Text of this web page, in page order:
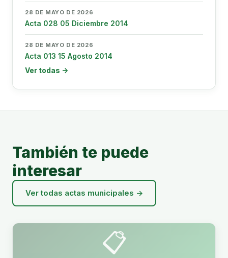
28 DE MAYO DE 2026
Acta 028 05 Diciembre 2014
28 DE MAYO DE 2026
Acta 013 15 Agosto 2014
Ver todas →
También te puede
interesar
Ver todas actas municipales →
📋